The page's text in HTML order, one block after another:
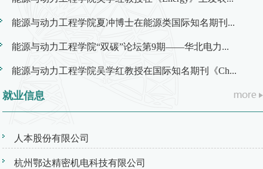
能源与动力工程学院夏冲博士在能源类国际知名期刊...
能源与动力工程学院“双碳”论坛第9期——华北电力...
能源与动力工程学院吴学红教授在国际知名期刊《Ch...
就业信息
人本股份有限公司
杭州鄂达精密机电科技有限公司